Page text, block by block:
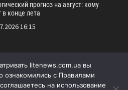
прогноз на август: кому
в конце лета
16:15
друг по знаку зодиака: кто никогда
17:48
litenews.com.ua вы
ознакомились с Правилами
на использование